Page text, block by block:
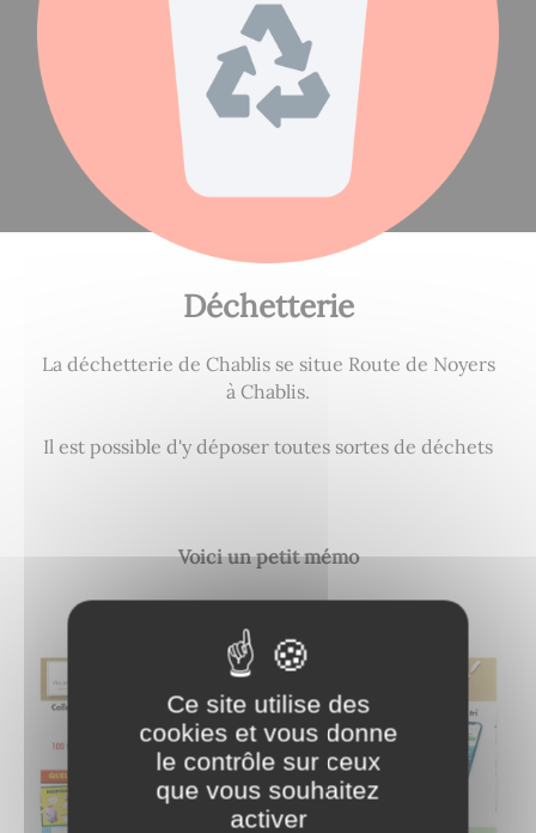
Déchetterie
La déchetterie de Chablis se situe Route de Noyers
à Chablis.
Il est possible d'y déposer toutes sortes de déchets
Voici un petit mémo
Ce site utilise des
cookies et vous donne
le contrôle sur ceux
que vous souhaitez
activer